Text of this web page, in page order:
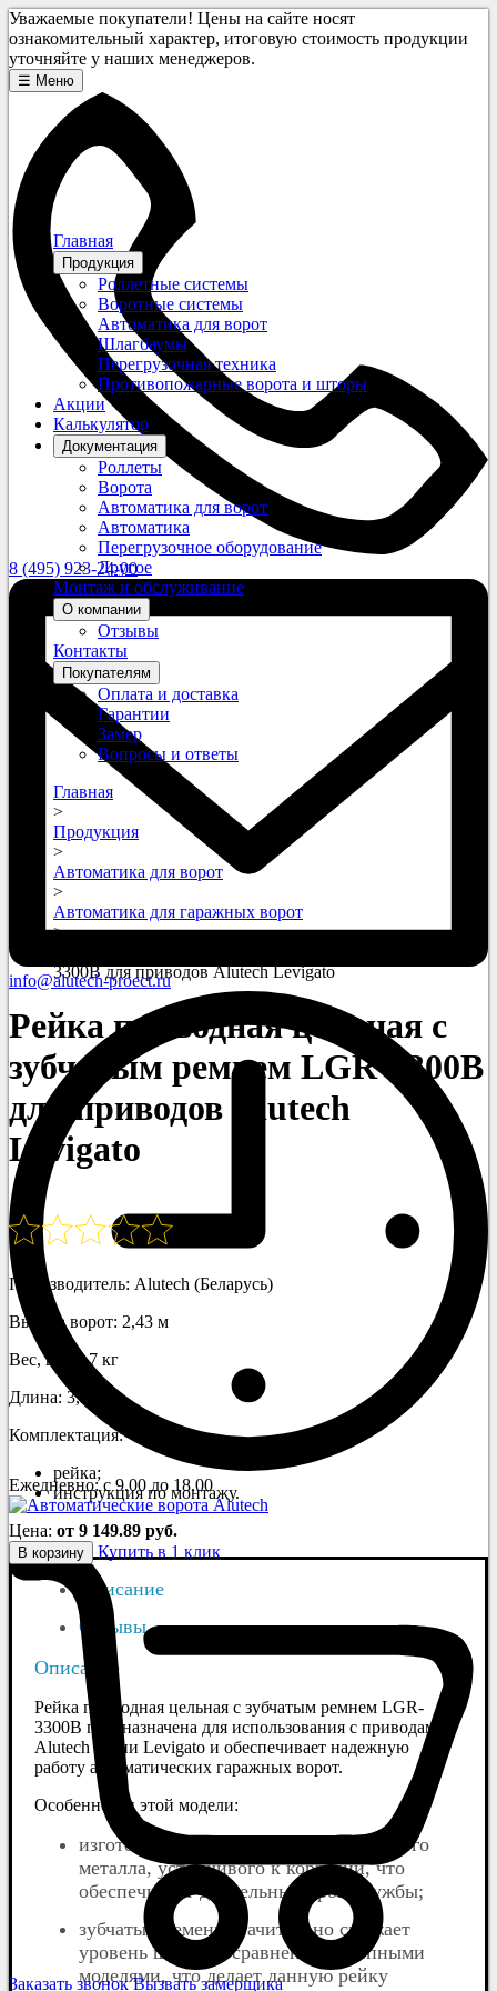
Уважаемые покупатели! Цены на сайте носят
ознакомительный характер, итоговую стоимость продукции
уточняйте у наших менеджеров.
☰ Меню
8 (495) 923-24-00
info@alutech-proect.ru
Ежедневно: с 9.00 до 18.00
Заказать звонок Вызвать замерщика
Главная
Продукция
Роллетные системы
Воротные системы
Автоматика для ворот
Шлагбаумы
Перегрузочная техника
Противопожарные ворота и шторы
Акции
Калькулятор
Документация
Роллеты
Ворота
Автоматика для ворот
Автоматика
Перегрузочное оборудование
Другое
Монтаж и обслуживание
О компании
Отзывы
Контакты
Покупателям
Оплата и доставка
Гарантии
Замер
Вопросы и ответы
Главная
>
Продукция
>
Автоматика для ворот
>
Автоматика для гаражных ворот
>
3300B для приводов Alutech Levigato
Рейка приводная цельная с
зубчатым ремнем LGR-3300B
для приводов Alutech
Levigato
Производитель: Alutech (Беларусь)
Высота ворот: 2,43 м
Вес, шт: 5,7 кг
Длина: 3,3 м
Комплектация:
рейка;
инструкция по монтажу.
Цена: от 9 149.89 руб.
В корзину Купить в 1 клик
Описание
Отзывы
Описание
Рейка приводная цельная с зубчатым ремнем LGR-
3300B предназначена для использования с приводами
Alutech серии Levigato и обеспечивает надежную
работу автоматических гаражных ворот.
Особенности этой модели:
изготовлена из прочного оцинкованного
металла, устойчивого к коррозии, что
обеспечивает длительный срок службы;
зубчатый ремень значительно снижает
уровень шума по сравнению с цепными
моделями, что делает данную рейку